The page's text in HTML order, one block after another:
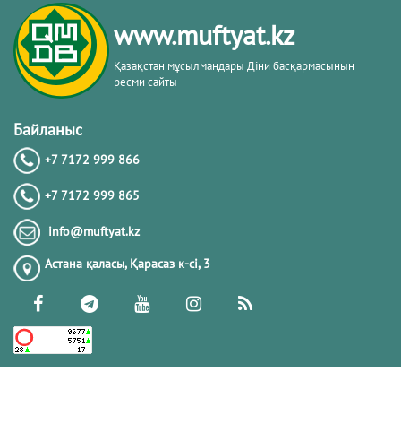
www.muftyat.kz
Қазақстан мұсылмандары Діни басқармасының
ресми сайты
Байланыс
+7 7172 999 866
+7 7172 999 865
info@muftyat.kz
Астана қаласы, Қарасаз к-сi, 3